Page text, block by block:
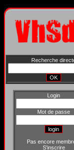
Recherche
Login
Mot de passe
Pas encore
S'inscrire